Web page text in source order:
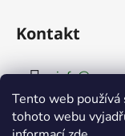
Tento web používá
tohoto webu
Kontakt
info@
+420 284